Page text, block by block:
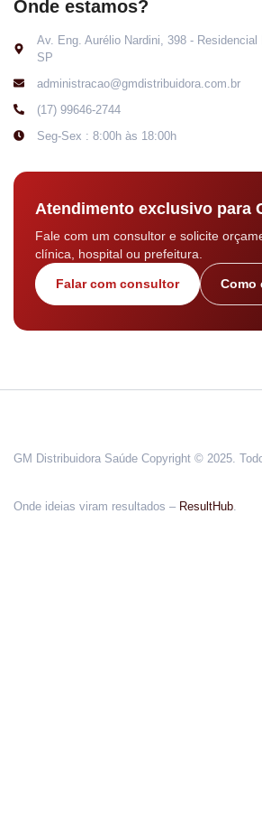
Onde estamos?
Av. Eng. Aurélio Nardini, 398 -
SP
administracao@gmdistribuidora.com.br
(17) 99646-2744
Seg-Sex : 8:00h às 18:00h
Atendimento exclusivo para
Fale com um consultor e solicite
clínica, hospital ou prefeitura.
Falar com consultor Como
GM Distribuidora Saúde Copyright © 2025.
Onde ideias viram resultados – ResultHub.